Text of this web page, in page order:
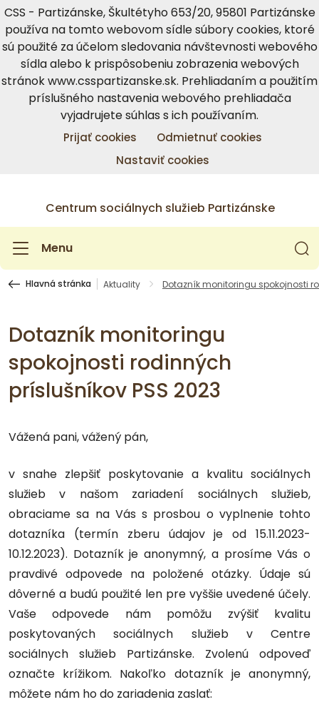
CSS - Partizánske, Škultétyho 653/20, 95801 Partizánske
používa na tomto webovom sídle súbory cookies, ktoré
sú použité za účelom sledovania návštevnosti webového
sídla alebo k prispôsobeniu zobrazenia webových
stránok www.csspartizanske.sk. Prehliadaním a použitím
príslušného nastavenia webového prehliadača
vyjadrujete súhlas s ich používaním.
Prijať cookies
Odmietnuť cookies
Nastaviť cookies
Centrum sociálnych služieb Partizánske
Menu
Hlavná stránka Aktuality Dotazník monitoringu spokojnosti
Dotazník monitoringu
spokojnosti rodinných
príslušníkov PSS 2023
Vážená pani, vážený pán,
v snahe zlepšiť poskytovanie a kvalitu sociálnych
služieb v našom zariadení sociálnych služieb,
obraciame sa na Vás s prosbou o vyplnenie tohto
dotazníka (termín zberu údajov je od 15.11.2023-
10.12.2023). Dotazník je anonymný, a prosíme Vás o
pravdivé odpovede na položené otázky. Údaje sú
dôverné a budú použité len pre vyššie uvedené účely.
Vaše odpovede nám pomôžu zvýšiť kvalitu
poskytovaných sociálnych služieb v Centre
sociálnych služieb Partizánske. Zvolenú odpoveď
označte krížikom. Nakoľko dotazník je anonymný,
môžete nám ho do zariadenia zaslať: